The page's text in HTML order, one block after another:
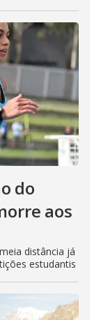
do
aos
distância já
estudantis